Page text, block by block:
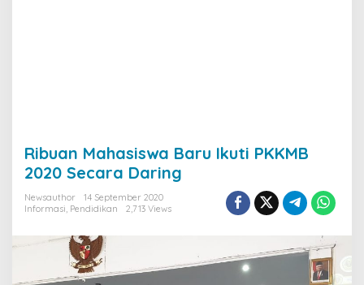
Ribuan Mahasiswa Baru Ikuti PKKMB
2020 Secara Daring
Newsauthor
14 September 2020
Informasi, Pendidikan 2,713 Views